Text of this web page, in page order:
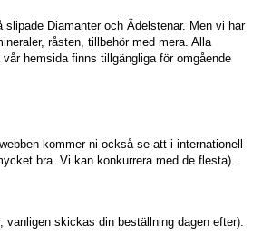
Diamanter och Ädelstenar. Men vi har
råsten, tillbehör med mera. Alla
hemsida finns tillgängliga för omgående
kommer ni också se att i internationell
bra. Vi kan konkurrera med de flesta).
vanligen skickas din beställning dagen efter).